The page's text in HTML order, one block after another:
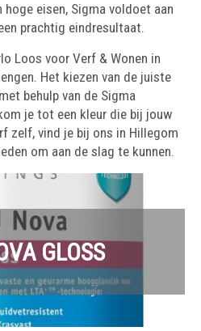
eisen, Sigma voldoet aan
prachtig eindresultaat.
Loos voor Verf & Wonen in
Het kiezen van de juiste
behulp van de Sigma
je tot een kleur die bij jouw
zelf, vind je bij ons in Hillegom
om aan de slag te kunnen.
GLOSS